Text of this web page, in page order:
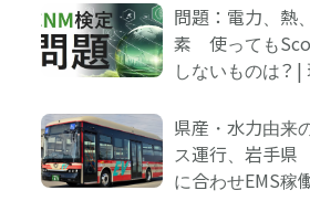
問題 ： 電力、熱
素 使っても
しないものは？ |
県産・水力由来
ス運行、岩手
に合わせEMS稼